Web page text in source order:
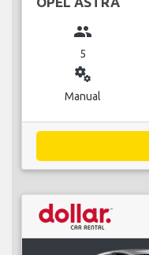
group
5
miscellaneous_services
Manual